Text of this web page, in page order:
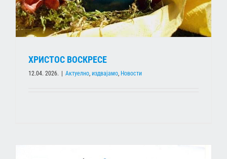
ХРИСТОС ВОСКРЕСЕ
12.04. 2026. | Актуелно, издвајамо, Новости